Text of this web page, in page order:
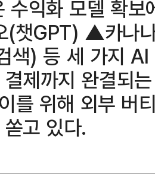
수익화 모델 확
(챗GPT) ▲카나
색) 등 세 가지
제까지 완결되
를 위해 외부 버
고 있다.